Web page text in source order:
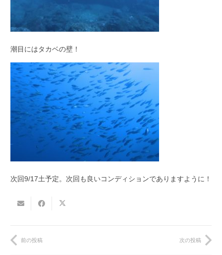
潮目にはタカベの壁！
次回9/17土予定。次回も良いコンディションでありますように！
前の投稿 次の投稿